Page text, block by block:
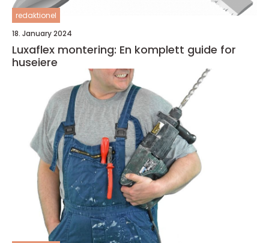
redaktionel
18. January 2024
Luxaflex montering: En komplett guide for
huseiere